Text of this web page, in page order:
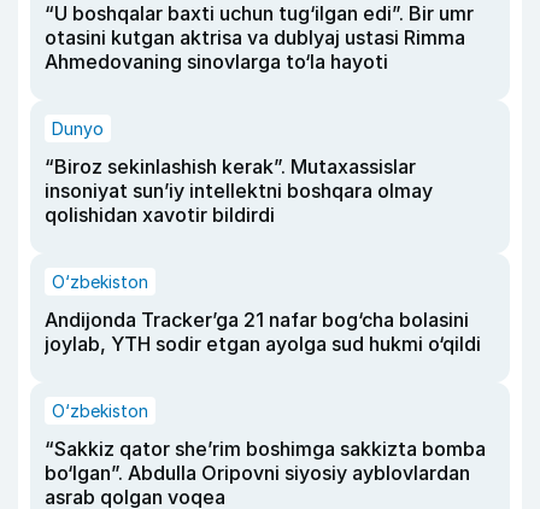
“U boshqalar baxti uchun tug‘ilgan edi”. Bir umr
otasini kutgan aktrisa va dublyaj ustasi Rimma
Ahmedovaning sinovlarga to‘la hayoti
Dunyo
“Biroz sekinlashish kerak”. Mutaxassislar
insoniyat sun’iy intellektni boshqara olmay
qolishidan xavotir bildirdi
O‘zbekiston
Andijonda Tracker’ga 21 nafar bog‘cha bolasini
joylab, YTH sodir etgan ayolga sud hukmi o‘qildi
O‘zbekiston
“Sakkiz qator she’rim boshimga sakkizta bomba
bo‘lgan”. Abdulla Oripovni siyosiy ayblovlardan
asrab qolgan voqea